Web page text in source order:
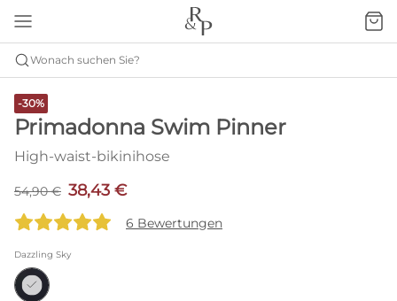
Wonach suchen Sie?
-30%
Primadonna Swim Pinner
High-waist-bikinihose
54,90 € 38,43 €
6 Bewertungen
Dazzling Sky